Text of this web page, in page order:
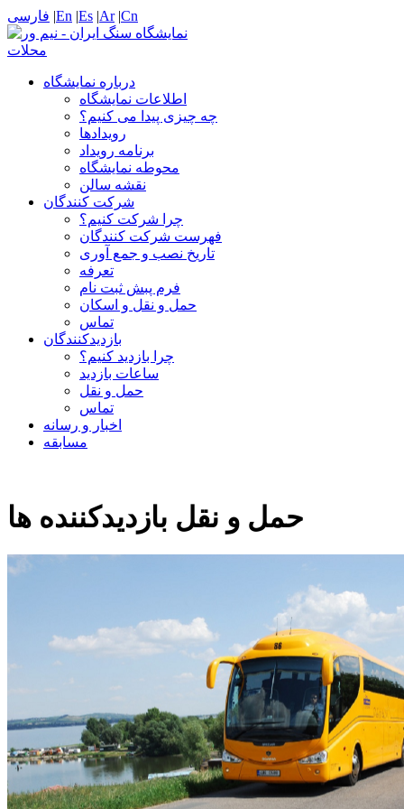
فارسی |En |Es |Ar|Cn
درباره نمایشگاه
اطلاعات نمایشگاه
چه چیزی پیدا می کنیم؟
رویدادها
برنامه رویداد
محوطه نمایشگاه
نقشه سالن
شرکت کنندگان
چرا شرکت کنیم؟
فهرست شرکت کنندگان
تاریخ نصب و جمع آوری
تعرفه
فرم پبش ثبت نام
حمل و نقل و اسکان
تماس
بازدیدکنندگان
چرا بازدید کنیم؟
ساعات بازدید
حمل و نقل
تماس
اخبار و رسانه
مسابقه
حمل و نقل بازدیدکننده ها